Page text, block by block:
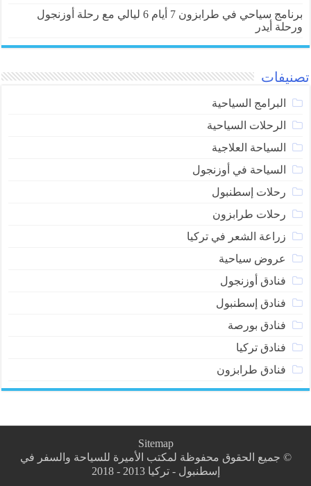
برنامج سياحي في طرابزون 7 أيام 6 ليالي مع رحلة أوزنجول
ورحلة أيدر
تصنيفات
البرامج السياحية
الرحلات السياحية
السياحة العلاجية
السياحة في أوزنجول
رحلات إسطنبول
رحلات طرابزون
زراعة الشعر في تركيا
عروض سياحية
فنادق أوزنجول
فنادق إسطنبول
فنادق بورصة
فنادق تركيا
فنادق طرابزون
Sitemap
© جميع الحقوق محفوظة لمكتب الأميرة للسياحة والسفر في
إسطنبول - تركيا 2013 - 2018